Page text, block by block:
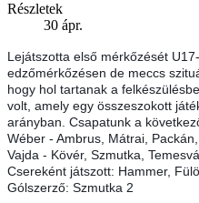
Részletek
30 ápr.
Lejátszotta első mérkőzését
edzőmérkőzésen de meccs
hogy hol tartanak a
volt, amely egy összeszokott
arányban. Csapatunk a
Wéber - Ambrus, Mátrai,
Vajda - Kövér, Szmutka,
Csereként játszott: Hammer,
Gólszerző: Szmutka 2